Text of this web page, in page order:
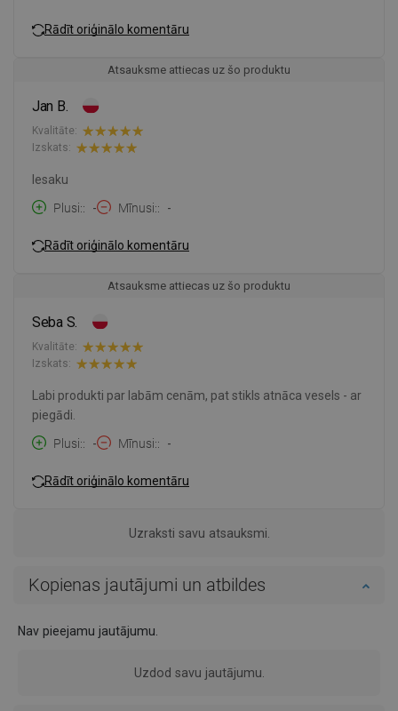
Rādīt oriģinālo komentāru
Atsauksme attiecas uz šo produktu
Jan B.
Kvalitāte:
Izskats:
Iesaku
Plusi:
- Mīnusi: -
Rādīt oriģinālo komentāru
Atsauksme attiecas uz šo produktu
Seba S.
Kvalitāte:
Izskats:
Labi produkti par labām cenām, pat stikls atnāca vesels - ar
piegādi.
Plusi:
- Mīnusi: -
Rādīt oriģinālo komentāru
Uzraksti savu atsauksmi.
Kopienas jautājumi un atbildes
Nav pieejamu jautājumu.
Uzdod savu jautājumu.